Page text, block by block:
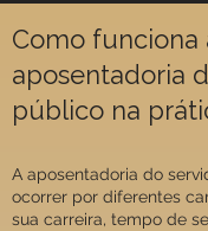
Como funciona
aposentadoria
público na
A aposentadoria do
ocorrer por diferentes
sua carreira, tempo de